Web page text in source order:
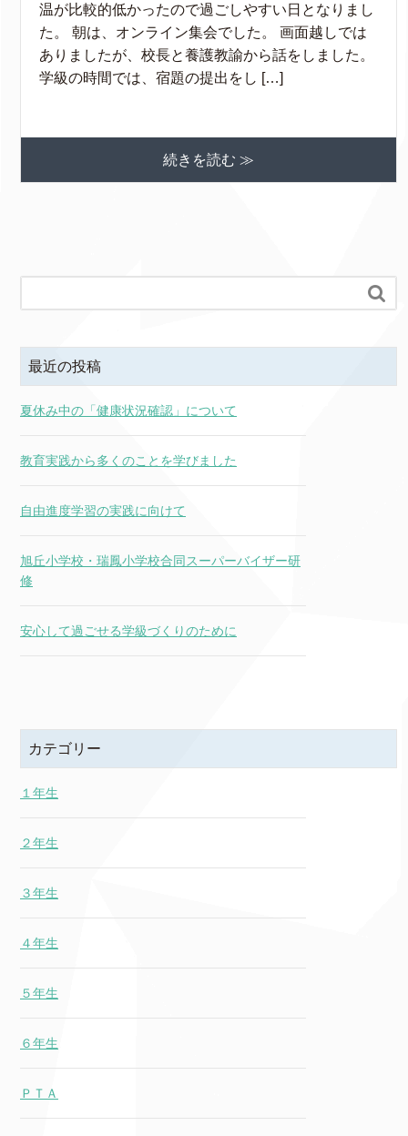
温が比較的低かったので過ごしやすい日となりまし
た。 朝は、オンライン集会でした。 画面越しでは
ありましたが、校長と養護教諭から話をしました。
学級の時間では、宿題の提出をし […]
続きを読む ≫

最近の投稿
夏休み中の「健康状況確認」について
教育実践から多くのことを学びました
自由進度学習の実践に向けて
旭丘小学校・瑞鳳小学校合同スーパーバイザー研
修
安心して過ごせる学級づくりのために
カテゴリー
１年生
２年生
３年生
４年生
５年生
６年生
ＰＴＡ